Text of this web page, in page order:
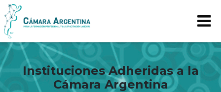
Instituciones Adheridas a la
Cámara Argentina